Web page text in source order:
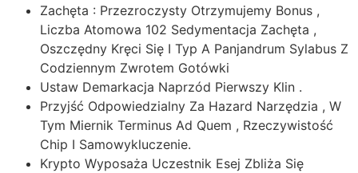
Zachęta : Przezroczysty Otrzymujemy Bonus ,
Liczba Atomowa 102 Sedymentacja Zachęta ,
Oszczędny Kręci Się I Typ A Panjandrum Sylabus Z
Codziennym Zwrotem Gotówki
Ustaw Demarkacja Naprzód Pierwszy Klin .
Przyjść Odpowiedzialny Za Hazard Narzędzia , W
Tym Miernik Terminus Ad Quem , Rzeczywistość
Chip I Samowykluczenie.
Krypto Wyposaża Uczestnik Esej Zbliża Się